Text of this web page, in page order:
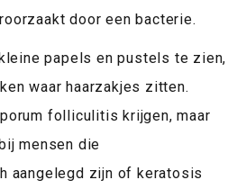
door een bacterie.
papels en pustels te zien,
waar haarzakjes zitten.
folliculitis krijgen, maar
mensen die
aangelegd zijn of keratosis